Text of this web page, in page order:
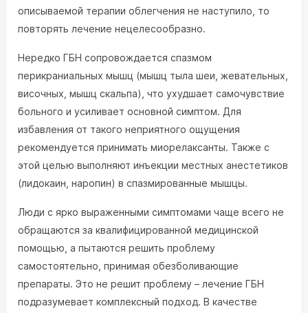
описываемой терапии облегчения не наступило, то
повторять лечение нецелесообразно.
Нередко ГБН сопровождается спазмом
перикраниальных мышц (мышц тыла шеи, жевательных,
височных, мышц скальпа), что ухудшает самочувствие
больного и усиливает основной симптом. Для
избавления от такого неприятного ощущения
рекомендуется принимать миорелаксанты. Также с
этой целью выполняют инъекции местных анестетиков
(лидокаин, наропин) в спазмированные мышцы.
Люди с ярко выраженными симптомами чаще всего не
обращаются за квалифицированной медицинской
помощью, а пытаются решить проблему
самостоятельно, принимая обезболивающие
препараты. Это не решит проблему – лечение ГБН
подразумевает комплексный подход. В качестве